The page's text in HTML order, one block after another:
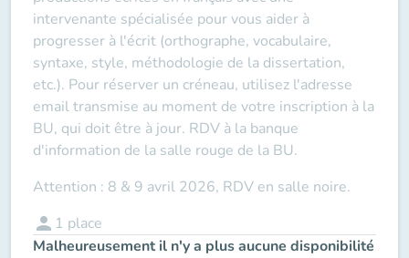
intervenante spécialisée pour vous aider à
progresser à l'écrit (orthographe, vocabulaire,
syntaxe, style, méthodologie de la dissertation,
etc.). Pour réserver un créneau, utilisez l'adresse
email transmise au moment de votre inscription à la
BU, qui doit être à jour. RDV à la banque
d'information de la salle rouge de la BU.
Attention : 8 & 9 avril 2026, RDV en salle noire.
person 1 place
Malheureusement il n'y a plus aucune disponibilité